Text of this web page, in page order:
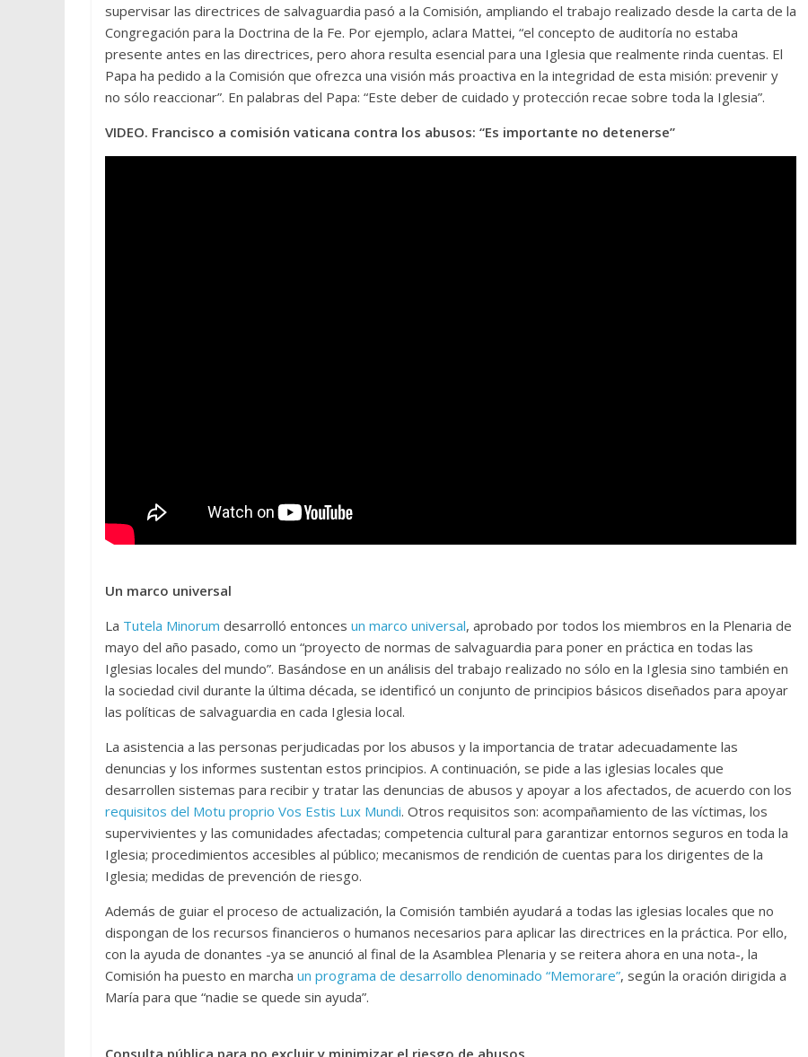
supervisar las directrices de salvaguardia pasó a la Comisión, ampliando el trabajo realizado desde la carta de la
Congregación para la Doctrina de la Fe. Por ejemplo, aclara Mattei, “el concepto de auditoría no estaba
presente antes en las directrices, pero ahora resulta esencial para una Iglesia que realmente rinda cuentas. El
Papa ha pedido a la Comisión que ofrezca una visión más proactiva en la integridad de esta misión: prevenir y
no sólo reaccionar”. En palabras del Papa: “Este deber de cuidado y protección recae sobre toda la Iglesia”.
VIDEO. Francisco a comisión vaticana contra los abusos: “Es importante no detenerse”
Un marco universal
La Tutela Minorum desarrolló entonces un marco universal, aprobado por todos los miembros en la Plenaria de
mayo del año pasado, como un “proyecto de normas de salvaguardia para poner en práctica en todas las
Iglesias locales del mundo”. Basándose en un análisis del trabajo realizado no sólo en la Iglesia sino también en
la sociedad civil durante la última década, se identificó un conjunto de principios básicos diseñados para apoyar
las políticas de salvaguardia en cada Iglesia local.
La asistencia a las personas perjudicadas por los abusos y la importancia de tratar adecuadamente las
denuncias y los informes sustentan estos principios. A continuación, se pide a las iglesias locales que
desarrollen sistemas para recibir y tratar las denuncias de abusos y apoyar a los afectados, de acuerdo con los
requisitos del Motu proprio Vos Estis Lux Mundi. Otros requisitos son: acompañamiento de las víctimas, los
supervivientes y las comunidades afectadas; competencia cultural para garantizar entornos seguros en toda la
Iglesia; procedimientos accesibles al público; mecanismos de rendición de cuentas para los dirigentes de la
Iglesia; medidas de prevención de riesgo.
Además de guiar el proceso de actualización, la Comisión también ayudará a todas las iglesias locales que no
dispongan de los recursos financieros o humanos necesarios para aplicar las directrices en la práctica. Por ello,
con la ayuda de donantes -ya se anunció al final de la Asamblea Plenaria y se reitera ahora en una nota-, la
Comisión ha puesto en marcha un programa de desarrollo denominado “Memorare”, según la oración dirigida a
María para que “nadie se quede sin ayuda”.